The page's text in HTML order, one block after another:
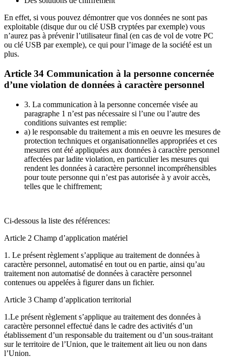
En effet, si vous pouvez démontrer que vos données ne sont pas
exploitable (disque dur ou clé USB cryptées par exemple) vous
n’aurez pas à prévenir l’utilisateur final (en cas de vol de votre PC
ou clé USB par exemple), ce qui pour l’image de la société est un
plus.
Article 34 Communication à la personne concernée
d’une violation de données à caractère personnel
3. La communication à la personne concernée visée au
paragraphe 1 n’est pas nécessaire si l’une ou l’autre des
conditions suivantes est remplie:
a) le responsable du traitement a mis en oeuvre les mesures de
protection techniques et organisationnelles appropriées et ces
mesures ont été appliquées aux données à caractère personnel
affectées par ladite violation, en particulier les mesures qui
rendent les données à caractère personnel incompréhensibles
pour toute personne qui n’est pas autorisée à y avoir accès,
telles que le chiffrement;
Ci-dessous la liste des références:
Article 2 Champ d’application matériel
1. Le présent règlement s’applique au traitement de données à
caractère personnel, automatisé en tout ou en partie, ainsi qu’au
traitement non automatisé de données à caractère personnel
contenues ou appelées à figurer dans un fichier.
Article 3 Champ d’application territorial
1.Le présent règlement s’applique au traitement des données à
caractère personnel effectué dans le cadre des activités d’un
établissement d’un responsable du traitement ou d’un sous-traitant
sur le territoire de l’Union, que le traitement ait lieu ou non dans
l’Union.